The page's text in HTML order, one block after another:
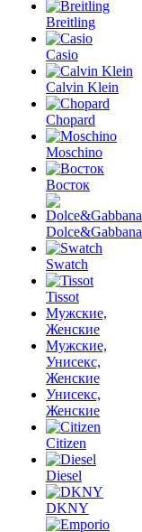
Breitling
Casio
Calvin Klein
Chopard
Moschino
Восток
Dolce&Gabbana
Swatch
Tissot
Мужские,
Женские
Мужские,
Унисекс,
Женские
Унисекс,
Женские
Citizen
Diesel
DKNY